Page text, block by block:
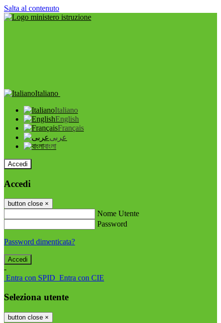
Salta al contenuto
Italiano
Italiano
English
Français
عربى
বাংলা
Accedi
Accedi
button close ×
Nome Utente
Password
Password dimenticata?
-
Entra con SPID Entra con CIE
Seleziona utente
button close ×